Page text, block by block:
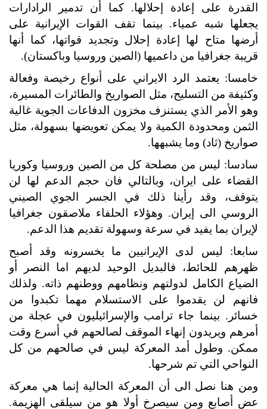
القدرة على إعادة إحلالها. كما أن تدمير الرادارات
يجعلها شبه عمياء. بينما تقف القوات الإيرانية على
أرضها متاح لها إعادة إحلال وتجديد قواتها، كما أنها
قريبة جغرافيا من داعميها (الصين وروسيا وباكستان).
خامسا: يعتمد الرد الايراني على أنواع رخيصة وفعالة
وكثيفة من التسليح، مثل الصواريخ والطائرات المسيرة،
وهو الأمر الذي يستنزف مخزون الدفاعات الجوية غالية
الثمن ومحدودة الكمية ولا يمكن تعويضها بسهولة، مثل
صواريخ (ثاد) وما يشبهها.
سادسا: ليس من مصلحة كل من الصين وروسيا وكوريا
القضاء على ايران، وبالتالي فان حجم الدعم لها لن
يتوقف، وقد رأينا ذلك في الجسر الجوي الصيني
الروسي الى إيران. وهؤلاء الحلفاء ملاصقون جغرافيا
لإيران بما يفيد في سرعة وسهولة تقديم هذا الدعم.
سابعا: ليس لدى الإيرانيين ما يخسرونه وقد أصبح
ظهرهم للحائط، فالبديل الوحيد لديهم اما النصر أو
الضياع الكامل لدولتهم ونظامهم ووطنهم ذاته. ولذلك
فانهم لن يقدموا على الاستسلام مهما تكبدوا من
خسائر. بينما جاء ترامب والإسرائيليون في عجلة من
أمرهم ويريدون إنهاء الموقف لصالحهم في أسرع وقت
ممكن. وطول أمد المعركة ليس في صالحهم من كل
النواحي التي تم شرحها.
ومن هنا نصل الى أن المعركة الحالية إنما هي معركة
عض أصابع ومن سيصرخ أولا هو من سيلقى الهزيمة.